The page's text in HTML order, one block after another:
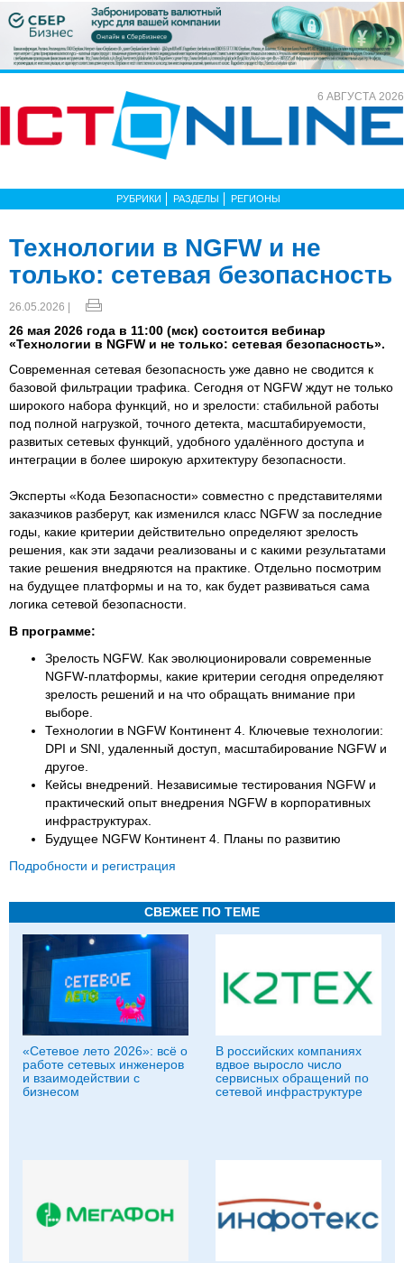
6 АВГУСТА 2026
РУБРИКИ РАЗДЕЛЫ РЕГИОНЫ
Технологии в NGFW и не
только: сетевая безопасность
26.05.2026 |
26 мая 2026 года в 11:00 (мск) состоится вебинар
«Технологии в NGFW и не только: сетевая безопасность».
Современная сетевая безопасность уже давно не сводится к
базовой фильтрации трафика. Сегодня от NGFW ждут не только
широкого набора функций, но и зрелости: стабильной работы
под полной нагрузкой, точного детекта, масштабируемости,
развитых сетевых функций, удобного удалённого доступа и
интеграции в более широкую архитектуру безопасности.
Эксперты «Кода Безопасности» совместно с представителями
заказчиков разберут, как изменился класс NGFW за последние
годы, какие критерии действительно определяют зрелость
решения, как эти задачи реализованы и с какими результатами
такие решения внедряются на практике. Отдельно посмотрим
на будущее платформы и на то, как будет развиваться сама
логика сетевой безопасности.
В программе:
Зрелость NGFW. Как эволюционировали современные
NGFW-платформы, какие критерии сегодня определяют
зрелость решений и на что обращать внимание при
выборе.
Технологии в NGFW Континент 4. Ключевые технологии:
DPI и SNI, удаленный доступ, масштабирование NGFW и
другое.
Кейсы внедрений. Независимые тестирования NGFW и
практический опыт внедрения NGFW в корпоративных
инфраструктурах.
Будущее NGFW Континент 4. Планы по развитию
Подробности и регистрация
СВЕЖЕЕ ПО ТЕМЕ
«Сетевое лето 2026»: всё о
работе сетевых инженеров
и взаимодействии с
бизнесом
В российских компаниях
вдвое выросло число
сервисных обращений по
сетевой инфраструктуре